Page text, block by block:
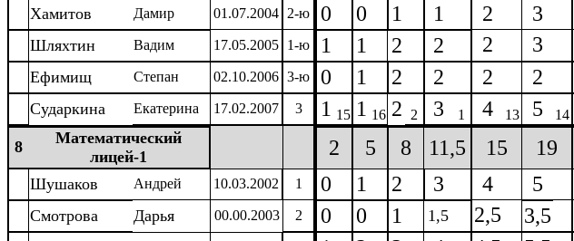
Хамитов
Дамир 01.07.2004 2-ю 0 0 1 1 2 3
Шляхтин Вадим 17.05.2005 1-ю 1 1 2 2 2 3
Ефимищ Степан 02.10.2006 3-ю 0 1 2 2 2 2
Сударкина Екатерина 17.02.2007 3 1 15 1 16 2 2 3 1 4 13 5 14
8
Математический
лицей-1
2 5 8 11,5 15 19
Шушаков Андрей 10.03.2002 1 0 1 2 3 4 5
Смотрова Дарья 00.00.2003 2 0 0 1 1,5 2,5 3,5